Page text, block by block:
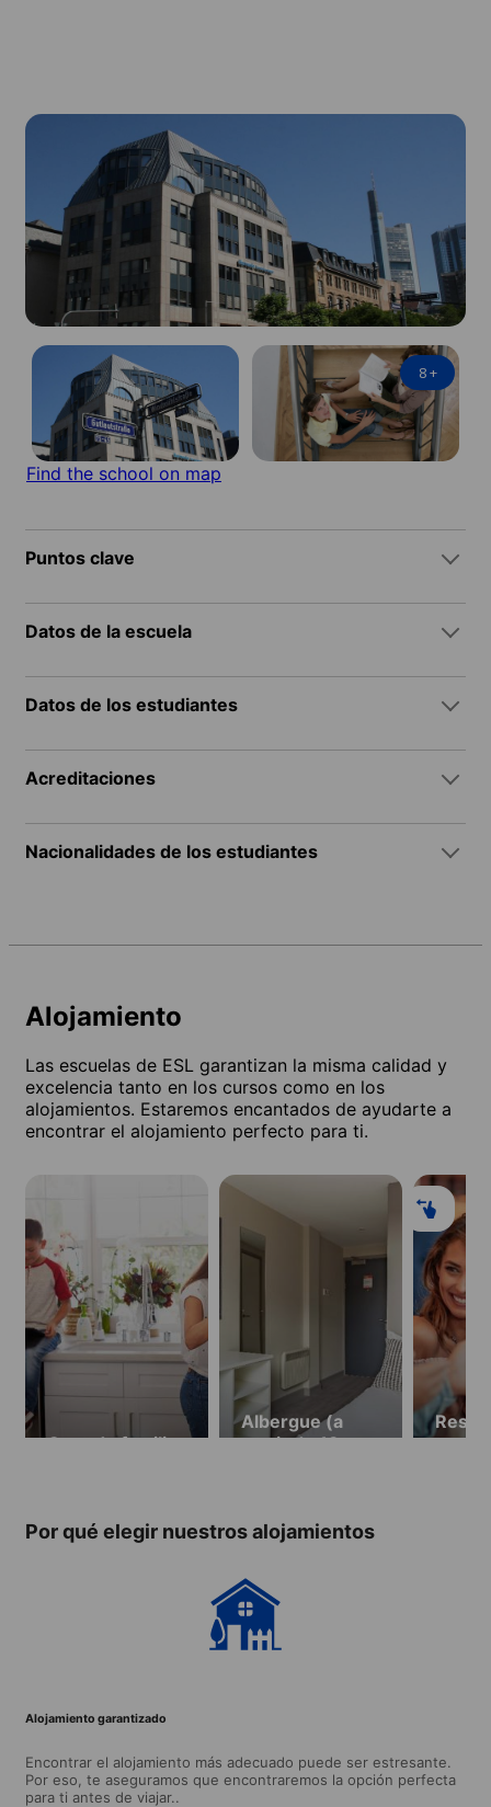
8+
Find the school on map
Puntos clave
Datos de la escuela
Datos de los estudiantes
Acreditaciones
Nacionalidades de los estudiantes
Alojamiento
Las escuelas de ESL garantizan la misma calidad y
excelencia tanto en los cursos como en los
alojamientos. Estaremos encantados de ayudarte a
encontrar el alojamiento perfecto para ti.
Casa de familia
Albergue (a
partir de 18
partir
Por qué elegir nuestros alojamientos
Alojamiento garantizado
Encontrar el alojamiento más adecuado puede ser estresante.
Por eso, te aseguramos que encontraremos la opción perfecta
para ti antes de viajar..